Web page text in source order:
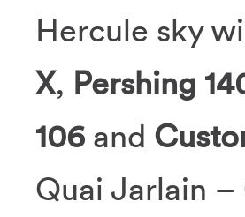
Hercule sky
X, Pershing
106and
Quai Jarlain –